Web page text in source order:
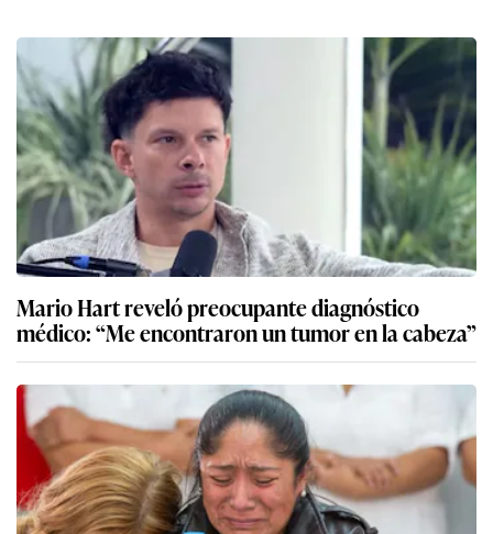
Mario Hart reveló preocupante diagnóstico
médico: “Me encontraron un tumor en la cabeza”